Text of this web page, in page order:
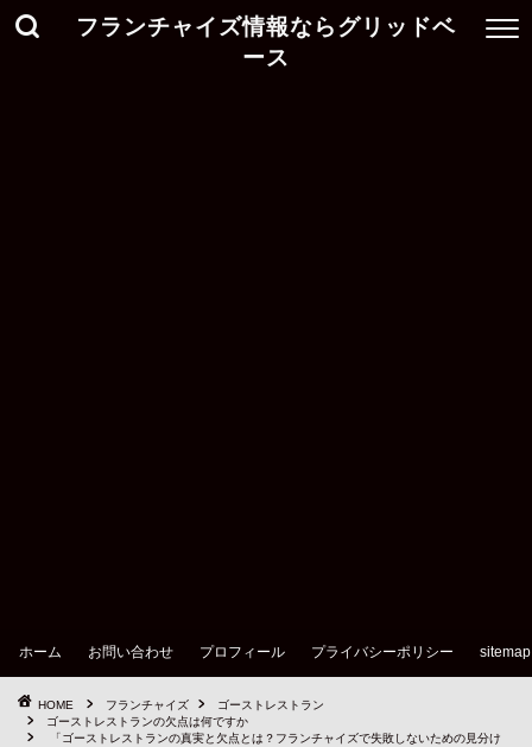
フランチャイズ情報ならグリッドベ
ース
ホーム お問い合わせ プロフィール プライバシーポリシー sitemap
HOME フランチャイズ
ゴーストレストラン
ゴーストレストランの欠点は何ですか
「ゴーストレストランの真実と欠点とは？フランチャイズで失敗しないための見分け